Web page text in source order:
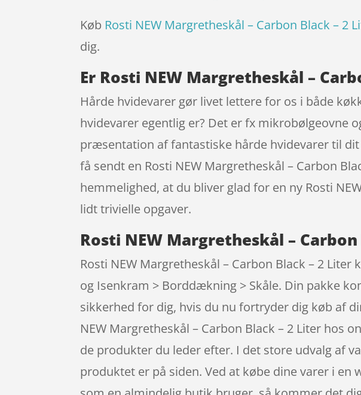
Køb Rosti NEW Margretheskål – Carbon Black – 2
dig.
Er Rosti NEW Margretheskål –
Hårde hvidevarer gør livet lettere for os i både
hvidevarer egentlig er? Det er fx mikrobølgeovne
præsentation af fantastiske hårde hvidevarer til
få sendt en Rosti NEW Margretheskål – Carbon
hemmelighed, at du bliver glad for en ny Rosti
lidt trivielle opgaver.
Rosti NEW Margretheskål –
Rosti NEW Margretheskål – Carbon Black – 2
og Isenkram > Borddækning > Skåle. Din pakke
sikkerhed for dig, hvis du nu fortryder dig køb af
NEW Margretheskål – Carbon Black – 2 Liter hos
de produkter du leder efter. I det store udvalg af
produktet er på siden. Ved at købe dine varer i